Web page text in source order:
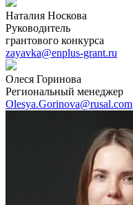
Наталия Носкова
Руководитель
грантового конкурса
zayavka@enplus-grant.ru
Олеся Горинова
Региональный менеджер
Olesya.Gorinova@rusal.com